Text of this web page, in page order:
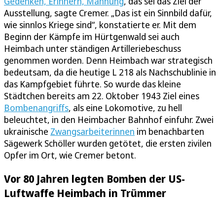
Ausstellung, sagte Cremer. „Das ist ein Sinnbild dafür,
wie sinnlos Kriege sind“, konstatierte er. Mit dem
Beginn der Kämpfe im Hürtgenwald sei auch
Heimbach unter ständigen Artilleriebeschuss
genommen worden. Denn Heimbach war strategisch
bedeutsam, da die heutige L 218 als Nachschublinie in
das Kampfgebiet führte. So wurde das kleine
Städtchen bereits am 22. Oktober 1943 Ziel eines
Bombenangriffs, als eine Lokomotive, zu hell
beleuchtet, in den Heimbacher Bahnhof einfuhr. Zwei
ukrainische Zwangsarbeiterinnen im benachbarten
Sägewerk Schöller wurden getötet, die ersten zivilen
Opfer im Ort, wie Cremer betont.
Vor 80 Jahren legten Bomben der US-
Luftwaffe Heimbach in Trümmer